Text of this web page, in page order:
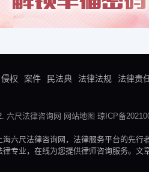
侵权 案件 民法典 法律法规 法律责
六尺法律咨询网 网站地图 琼ICP备
六尺法律咨询网，法律服务平台的先行
专业，在线为您提供律师咨询服务。